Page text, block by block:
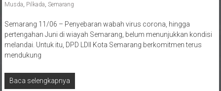
Musda Pilkada Semarang
Semarang 11/06 – Penyebaran wabah virus corona, hingga
pertengahan Juni di wiayah Semarang, belum menunjukkan kondisi
melandai. Untuk itu, DPD LDII Kota Semarang berkomitmen terus
mendukung
Baca selengkapnya